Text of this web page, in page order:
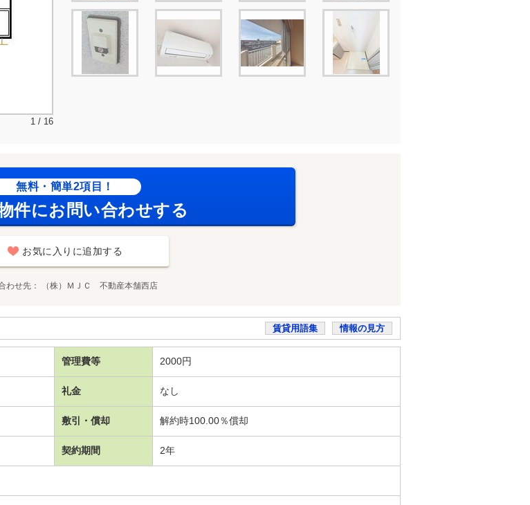
1 / 16
無料・簡単2項目！
件にお問い合わせする
お気に入りに追加する
わせ先 （株）ＭＪＣ 不動産本舗西店
賃貸用語集 情報の見方
管理費等 2000円
礼金 なし
敷引・償却 解約時100.00％償却
契約期間 2年